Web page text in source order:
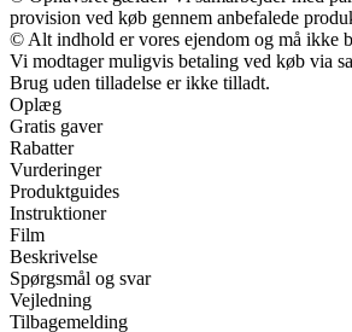
provision ved køb gennem anbefalede
© Alt indhold er vores ejendom og må ikke
Vi modtager muligvis betaling ved køb via
Brug uden tilladelse er ikke tilladt.
Oplæg
Gratis gaver
Rabatter
Vurderinger
Produktguides
Instruktioner
Film
Beskrivelse
Spørgsmål og svar
Vejledning
Tilbagemelding